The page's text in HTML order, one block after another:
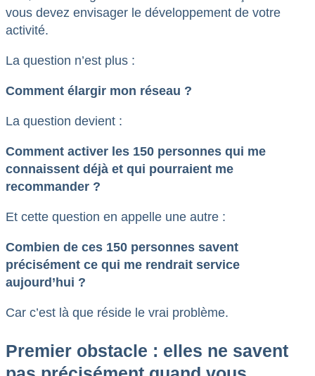
vous devez envisager le développement de votre
activité.
La question n’est plus :
Comment élargir mon réseau ?
La question devient :
Comment activer les 150 personnes qui me
connaissent déjà et qui pourraient me
recommander ?
Et cette question en appelle une autre :
Combien de ces 150 personnes savent
précisément ce qui me rendrait service
aujourd’hui ?
Car c’est là que réside le vrai problème.
Premier obstacle : elles ne savent